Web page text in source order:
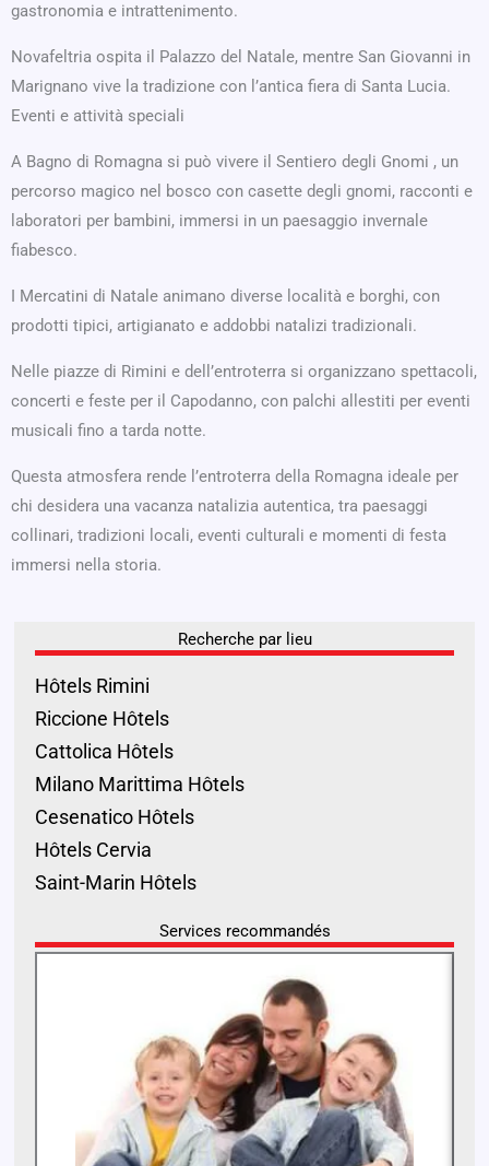
gastronomia e intrattenimento.
Novafeltria ospita il Palazzo del Natale, mentre San Giovanni in
Marignano vive la tradizione con l’antica fiera di Santa Lucia.
Eventi e attività speciali
A Bagno di Romagna si può vivere il Sentiero degli Gnomi , un
percorso magico nel bosco con casette degli gnomi, racconti e
laboratori per bambini, immersi in un paesaggio invernale
fiabesco.
I Mercatini di Natale animano diverse località e borghi, con
prodotti tipici, artigianato e addobbi natalizi tradizionali.
Nelle piazze di Rimini e dell’entroterra si organizzano spettacoli,
concerti e feste per il Capodanno, con palchi allestiti per eventi
musicali fino a tarda notte.
Questa atmosfera rende l’entroterra della Romagna ideale per
chi desidera una vacanza natalizia autentica, tra paesaggi
collinari, tradizioni locali, eventi culturali e momenti di festa
immersi nella storia.
Recherche par lieu
Hôtels Rimini
Riccione Hôtels
Cattolica Hôtels
Milano Marittima Hôtels
Cesenatico Hôtels
Hôtels Cervia
Saint-Marin Hôtels
Services recommandés